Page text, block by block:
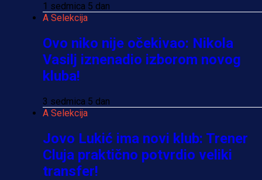
1 sedmica 5 dan
A Selekcija
Ovo niko nije očekivao: Nikola
Vasilj iznenadio izborom novog
kluba!
3 sedmica 5 dan
A Selekcija
Jovo Lukić ima novi klub: Trener
Cluja praktično potvrdio veliki
transfer!